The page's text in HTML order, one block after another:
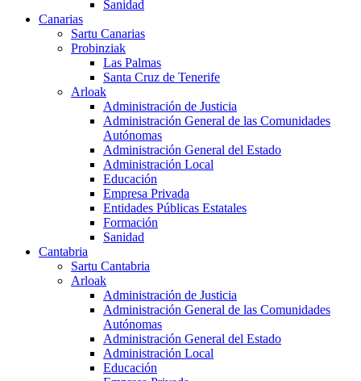
Sanidad
Canarias
Sartu Canarias
Probinziak
Las Palmas
Santa Cruz de Tenerife
Arloak
Administración de Justicia
Administración General de las Comunidades
Autónomas
Administración General del Estado
Administración Local
Educación
Empresa Privada
Entidades Públicas Estatales
Formación
Sanidad
Cantabria
Sartu Cantabria
Arloak
Administración de Justicia
Administración General de las Comunidades
Autónomas
Administración General del Estado
Administración Local
Educación